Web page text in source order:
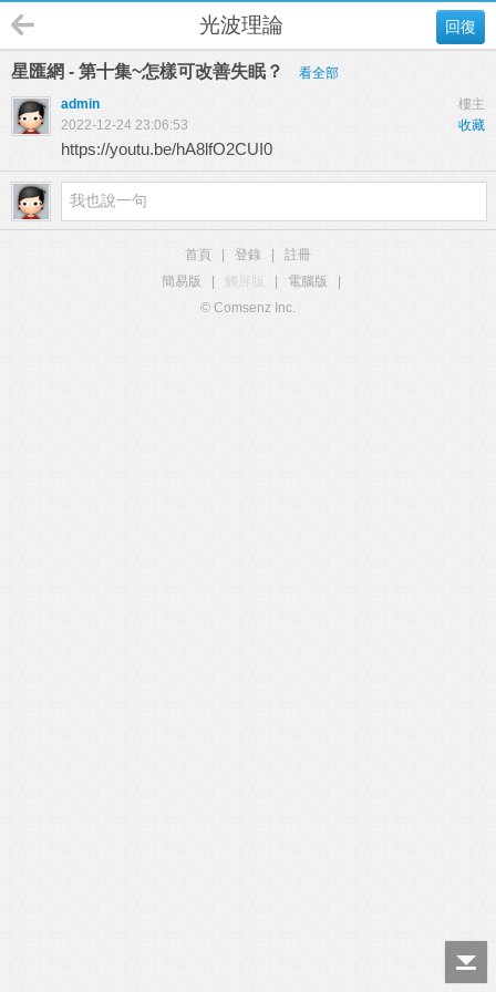
回復
光波理論
星匯網 - 第十集~怎樣可改善失眠？
看全部
樓主
admin
收藏
2022-12-24 23:06:53
https://youtu.be/hA8lfO2CUI0
首頁 登錄
註冊
簡易版
觸屏版 電腦版
© Comsenz Inc.